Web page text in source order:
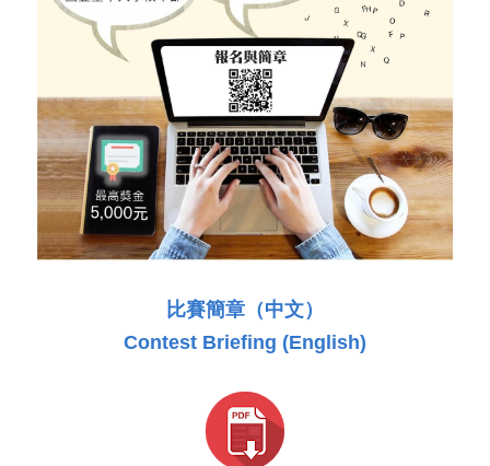
繁體中文
比賽簡章（中文）
Contest Briefing (English)